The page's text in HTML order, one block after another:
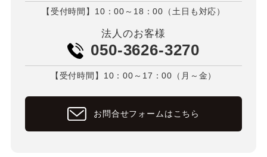
【受付時間】10：00～18：00（土日も対応）
法人のお客様
050-3626-3270
【受付時間】10：00～17：00（月～金）
お問合せフォームはこちら